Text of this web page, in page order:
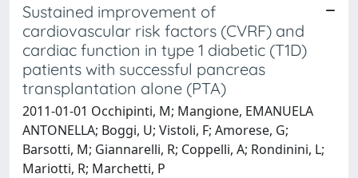
Sustained improvement of
cardiovascular risk factors (CVRF) and
cardiac function in type 1 diabetic (T1D)
patients with successful pancreas
transplantation alone (PTA)
2011-01-01 Occhipinti, M; Mangione, EMANUELA
ANTONELLA; Boggi, U; Vistoli, F; Amorese, G;
Barsotti, M; Giannarelli, R; Coppelli, A; Rondinini, L;
Mariotti, R; Marchetti, P